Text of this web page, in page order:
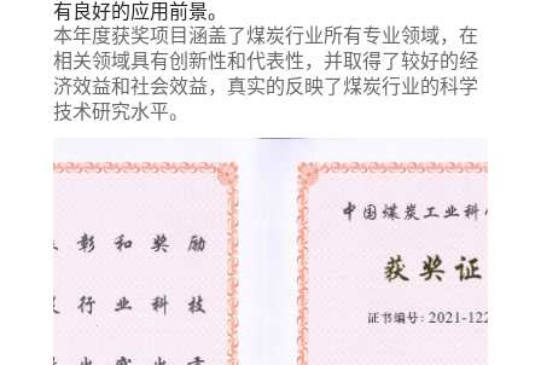
有良好的应用前景。
本年度获奖项目涵盖了煤炭行业所有专业领域，在
相关领域具有创新性和代表性，并取得了较好的经
济效益和社会效益，真实的反映了煤炭行业的科学
技术研究水平。